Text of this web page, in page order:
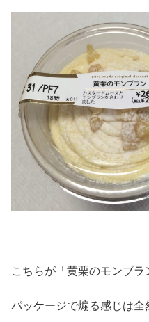
こちらが「黄栗のモンブラ
パッケージで煽る感じは全